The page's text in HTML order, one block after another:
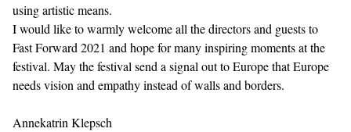
using artistic means.
I would like to warmly welcome all the directors and guests to
Fast Forward 2021 and hope for many inspiring moments at the
festival. May the festival send a signal out to Europe that Europe
needs vision and empathy instead of walls and borders.
Annekatrin Klepsch